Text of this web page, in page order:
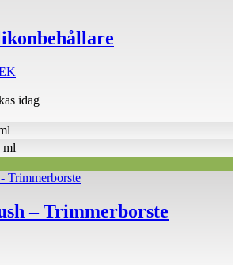
till
ml
idag
– Trimmerborste